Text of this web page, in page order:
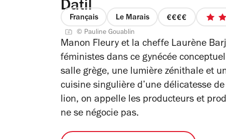
Datil
Français Le Marais
prix
sur
4
© Pauline Gouablin
Manon Fleury et la cheffe Laurène
féministes dans ce gynécée
salle grège, une lumière zénithale et
cuisine singulière d’une délicatesse
lion, on appelle les producteurs et
ne se négocie pas.